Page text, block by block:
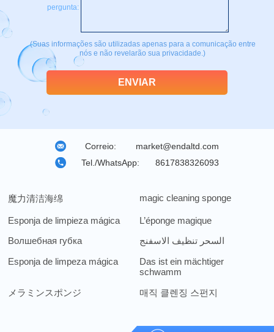
pergunta:
(Suas informações são utilizadas apenas para a comunicação entre
nós e não revelarão sua privacidade.)
Correio:
market@endaltd.com
Tel./WhatsApp:
8617838326093
魔力清洁海绵 magic cleaning sponge
Esponja de limpieza mágica
L’éponge magique
Волшебная губка
السحر تنظيف الاسفنج
Esponja de limpeza mágica
Das ist ein mächtiger
schwamm
メラミンスポンジ
매직 클렌징 스펀지